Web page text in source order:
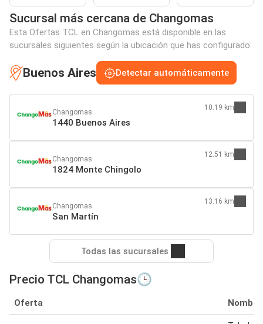
Sucursal más cercana de Changomas
Esta Ofertas TCL en Changomas está disponible en las
sucursales siguientes según la ubicación que has configurado:
Buenos Aires Detectar automáticamente
Changomas
1440 Buenos Aires
10.19 km
Changomas
1824 Monte Chingolo
12.51 km
Changomas
San Martín
13.16 km
Todas las sucursales
Precio TCL Changomas🕒
Oferta Nombre